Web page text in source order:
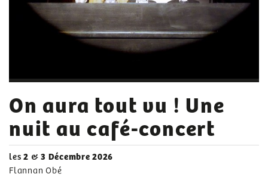
On aura tout vu ! Une
nuit au café-concert
les 2 & 3 Décembre 2026
Flannan Obé